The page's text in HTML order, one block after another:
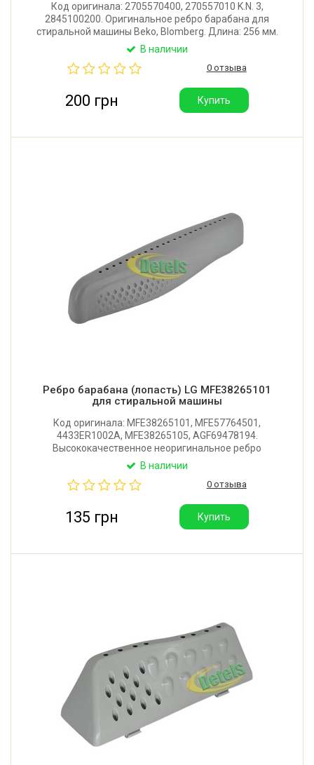
Код оригинала: 2705570400, 270557010 K.N. 3,
2845100200. Оригинальное ребро барабана для
стиральной машины Beko, Blomberg. Длина: 256 мм.
Имеет 18 отверстий. Крепление: 6 защелок.
В наличии
0 отзыва
200 грн Купить
Ребро барабана (лопасть) LG MFE38265101
для стиральной машины
Код оригинала: MFE38265101, MFE57764501,
4433ER1002A, MFE38265105, AGF69478194.
Высококачественное неоригинальное ребро
барабана для стиральной машины LG. Длина: 274
самореза. Производитель: Китай.
В наличии
0 отзыва
135 грн Купить